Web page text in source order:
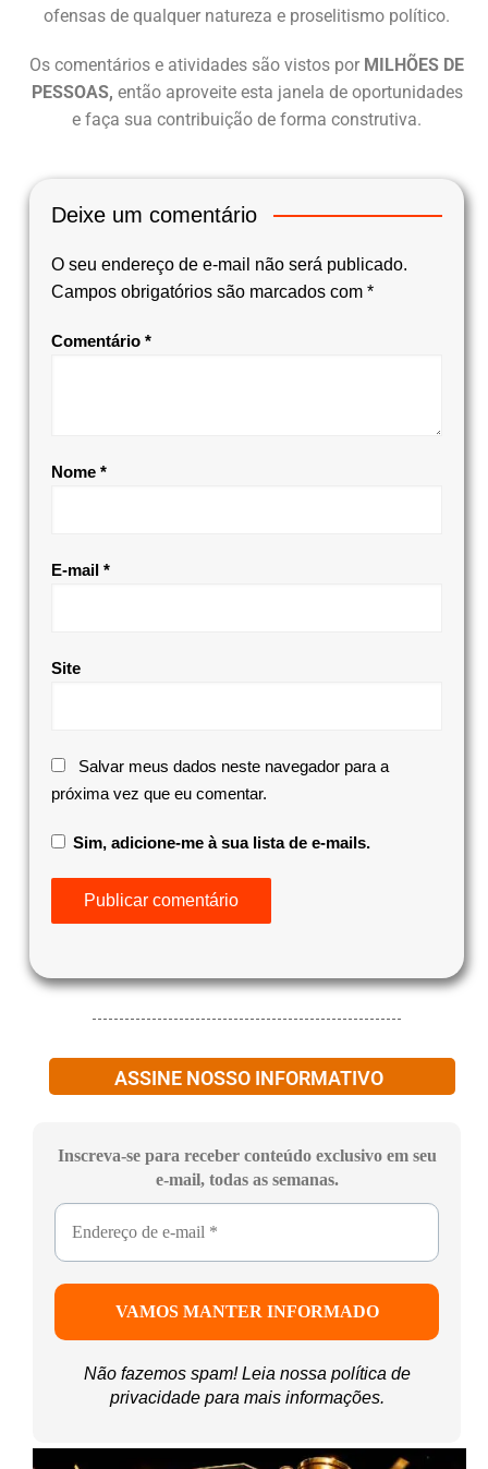
ofensas de qualquer natureza e proselitismo político.
Os comentários e atividades são vistos por MILHÕES DE
PESSOAS, então aproveite esta janela de oportunidades
e faça sua contribuição de forma construtiva.
Deixe um comentário
O seu endereço de e-mail não será publicado.
Campos obrigatórios são marcados com *
Comentário *
Nome *
E-mail *
Site
Salvar meus dados neste navegador para a
próxima vez que eu comentar.
Sim, adicione-me à sua lista de e-mails.
ASSINE NOSSO INFORMATIVO
Inscreva-se para receber conteúdo exclusivo em seu
e-mail, todas as semanas.
Não fazemos spam! Leia nossa política de
privacidadepara mais informações.